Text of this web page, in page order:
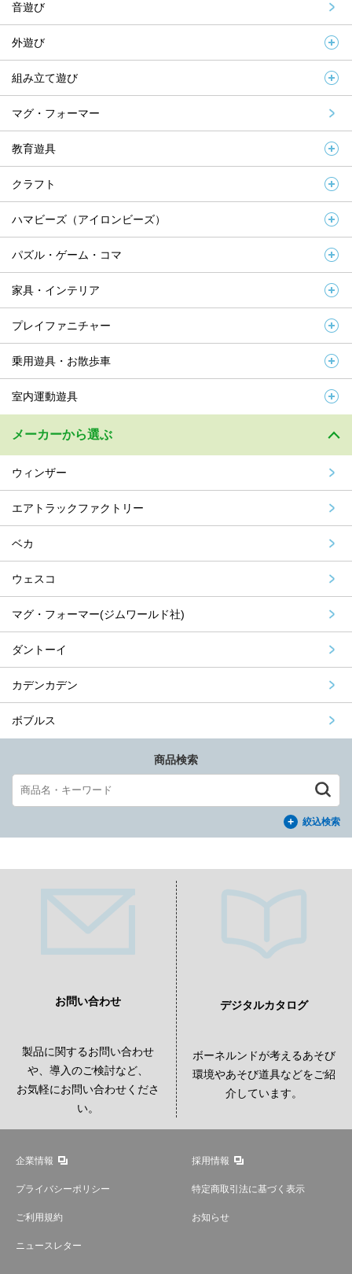
音遊び
外遊び
組み立て遊び
マグ・フォーマー
教育遊具
クラフト
ハマビーズ（アイロンビーズ）
パズル・ゲーム・コマ
家具・インテリア
プレイファニチャー
乗用遊具・お散歩車
室内運動遊具
メーカーから選ぶ
ウィンザー
エアトラックファクトリー
ベカ
ウェスコ
マグ・フォーマー(ジムワールド社)
ダントーイ
カデンカデン
ボブルス
商品検索
絞込検索
お問い合わせ
製品に関するお問い合わせ
や、導入のご検討など、
お気軽にお問い合わせくださ
い。
デジタルカタログ
ボーネルンドが考えるあそび
環境やあそび道具などをご紹
介しています。
企業情報 採用情報
プライバシーポリシー 特定商取引法に基づく表示
ご利用規約 お知らせ
ニュースレター